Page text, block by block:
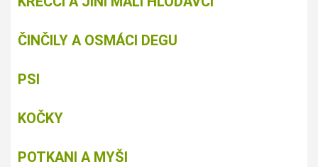
ČINČILY A OSMÁCI DEGU
PSI
KOČKY
POTKANI A MYŠI